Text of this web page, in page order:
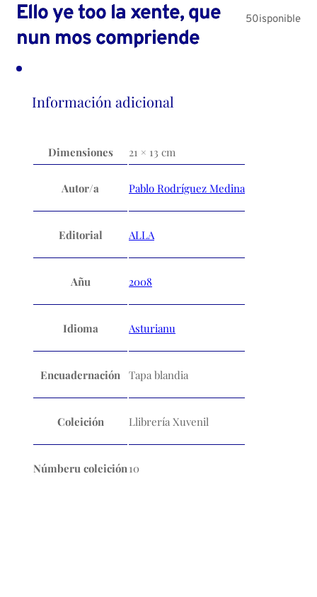
Ello ye too la xente, que
nun mos compriende
50isponible
Información adicional
Dimensiones 21 × 13 cm
Autor/a Pablo Rodríguez Medina
Editorial ALLA
Añu 2008
Idioma Asturianu
Encuadernación Tapa blandia
Coleición Llibrería Xuvenil
Númberu coleición10